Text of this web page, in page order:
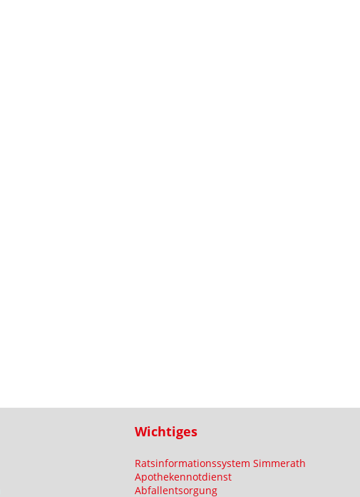
Wichtiges
Ratsinformationssystem Simmerath
Apothekennotdienst
Abfallentsorgung